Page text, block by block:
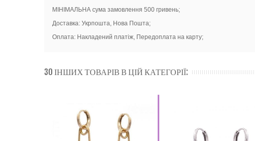
МІНІМАЛЬНА сума замовлення 500 гривень;
Доставка: Укрпошта, Нова Пошта;
Оплата: Накладений платіж, Передоплата на карту;
30 ІНШИХ ТОВАРІВ В ЦІЙ КАТЕГОРІЇ: